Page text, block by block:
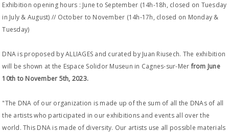
Exhibition opening hours : June to September (14h-18h, closed on Tuesday
in July & August) // October to November (14h-17h, closed on Monday &
Tuesday)
DNA is proposed by ALLIAGES and curated by Juan Riusech. The exhibition
will be shown at the Espace Solidor Museun in Cagnes-sur-Merfrom June
10th to November 5th, 2023.
"The DNA of our organization is made up of the sum of all the DNAs of all
the artists who participated in our exhibitions and events all over the
world. This DNA is made of diversity. Our artists use all possible materials